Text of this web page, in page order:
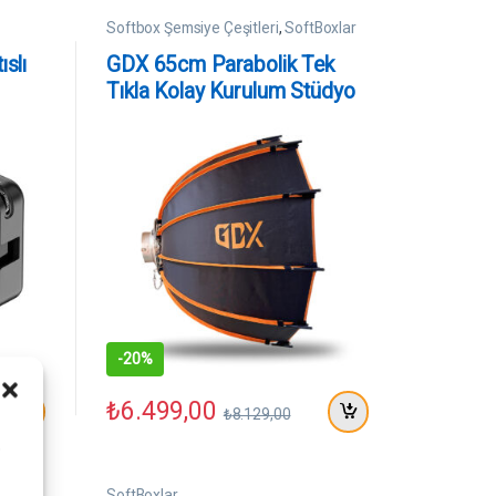
Softbox Şemsiye Çeşitleri,SoftBoxlar
GDX 65cm Parabolik Tek
Tıkla Kolay Kurulum Stüdyo
-20%
₺6.499,00 ₺8.129,00